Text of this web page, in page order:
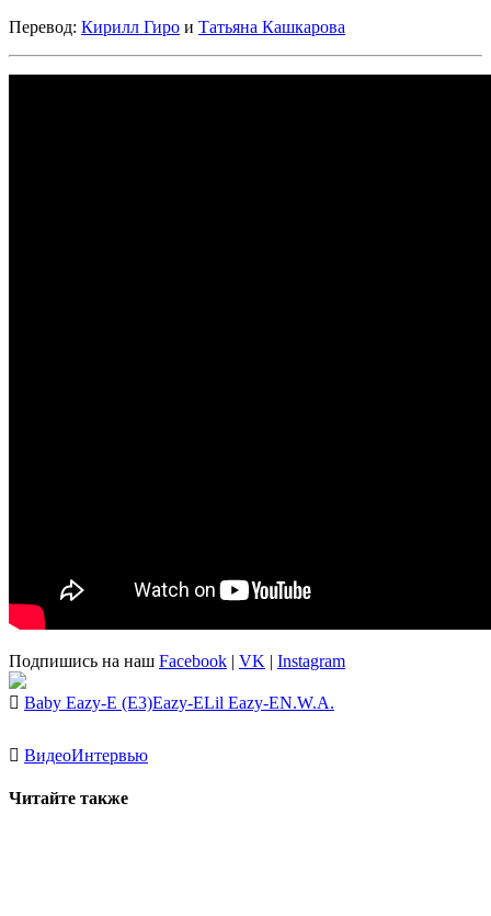
Перевод: Кирилл Гиро и Татьяна Кашкарова
Подпишись на наш Facebook | VK | Instagram
Baby Eazy-E (E3)Eazy-ELil Eazy-EN.W.A.
ВидеоИнтервью
Читайте также